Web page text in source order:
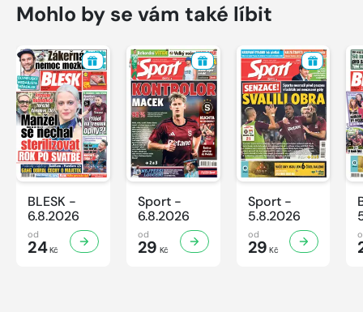
Mohlo by se vám také líbit
BLESK -
6.8.2026
od
24Kč
Sport -
6.8.2026
od
29 Kč
Sport -
5.8.2026
od
29 Kč